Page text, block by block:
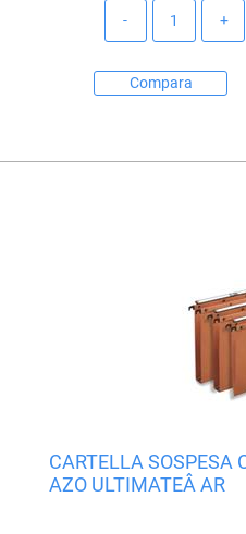
Compara
CARTELLA SOSPESA
AZO ULTIMATEÂ AR